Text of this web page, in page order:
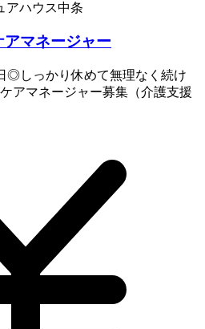
アハウス中条
マネージャー
◎しっかり休めて無理なく続け
アマネージャー募集（介護支援